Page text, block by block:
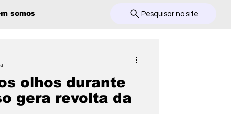
somos Pesquisar no site
olhos durante
gera revolta da